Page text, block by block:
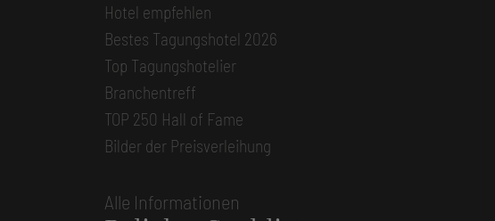
Hotel empfehlen
Bestes Tagungshotel 2026
Top Tagungshotelier
Branchentreff
TOP 250 Hall of Fame
Bilder der Preisverleihung
Alle Informationen